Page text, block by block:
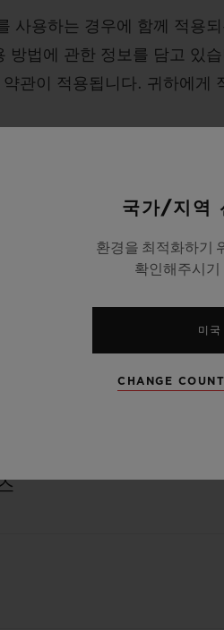
사용하는 경우에 함께 적용
방법에 관한 정보를 담고 있
관이 적용됩니다. 귀하에게
국가/지역
환경을 최적화하기
확인해주시기
미국
CHANGE